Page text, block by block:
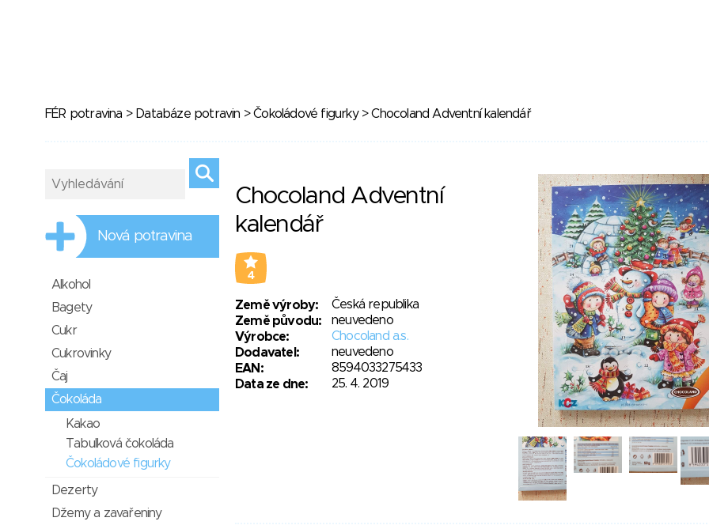
FÉR potravina > Databáze potravin >Čokoládové figurky> Chocoland Adventní kalendář
Chocoland Adventní
kalendář
4
Země výroby:
Česká republika
Země původu:
neuvedeno
Výrobce:
Chocoland a.s.
Dodavatel:
neuvedeno
EAN:
8594033275433
Data ze dne:
25. 4. 2019
Nová potravina
Alkohol
Bagety
Cukr
Cukrovinky
Čaj
Čokoláda
Kakao
Tabulková čokoláda
Čokoládové figurky
Dezerty
Džemy a zavařeniny